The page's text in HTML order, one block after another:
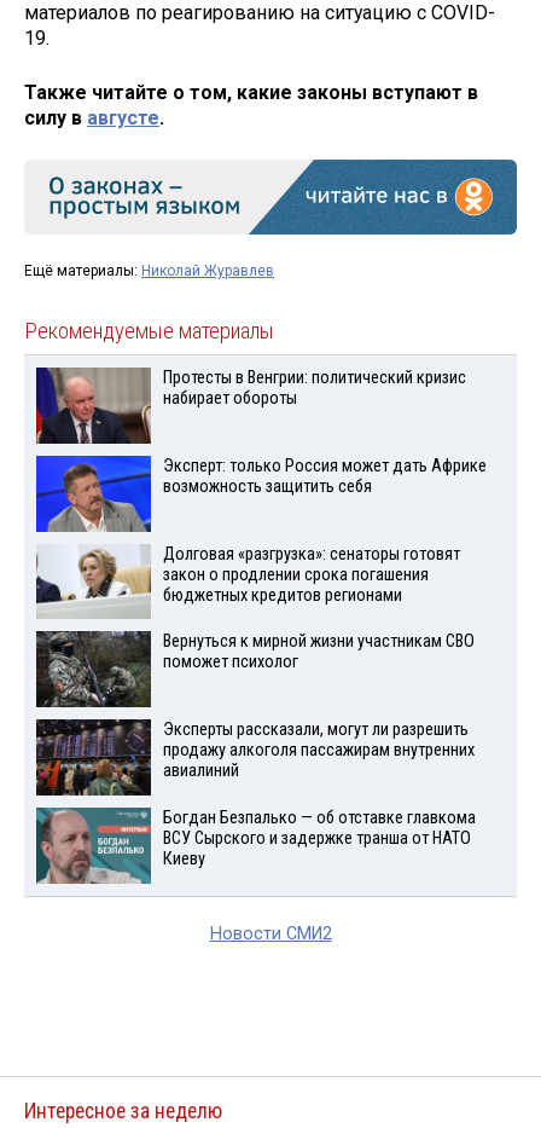
материалов по реагированию на ситуацию с COVID-
19.
Также читайте о том, какие законы вступают в
силу в августе.
Ещё материалы: Николай Журавлев
Рекомендуемые материалы
Протесты в Венгрии: политический кризис
набирает обороты
Эксперт: только Россия может дать Африке
возможность защитить себя
Долговая «разгрузка»: сенаторы готовят
закон о продлении срока погашения
бюджетных кредитов регионами
Вернуться к мирной жизни участникам СВО
поможет психолог
Эксперты рассказали, могут ли разрешить
продажу алкоголя пассажирам внутренних
авиалиний
Богдан Безпалько — об отставке главкома
ВСУ Сырского и задержке транша от НАТО
Киеву
Новости СМИ2
Интересное за неделю